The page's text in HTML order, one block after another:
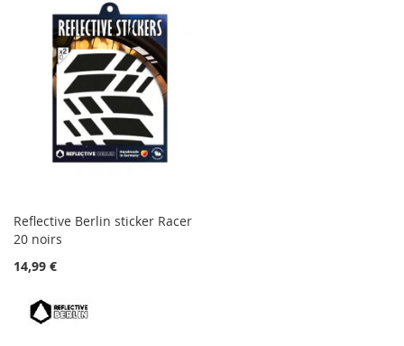
Reflective Berlin sticker Racer
20 noirs
14,99 €